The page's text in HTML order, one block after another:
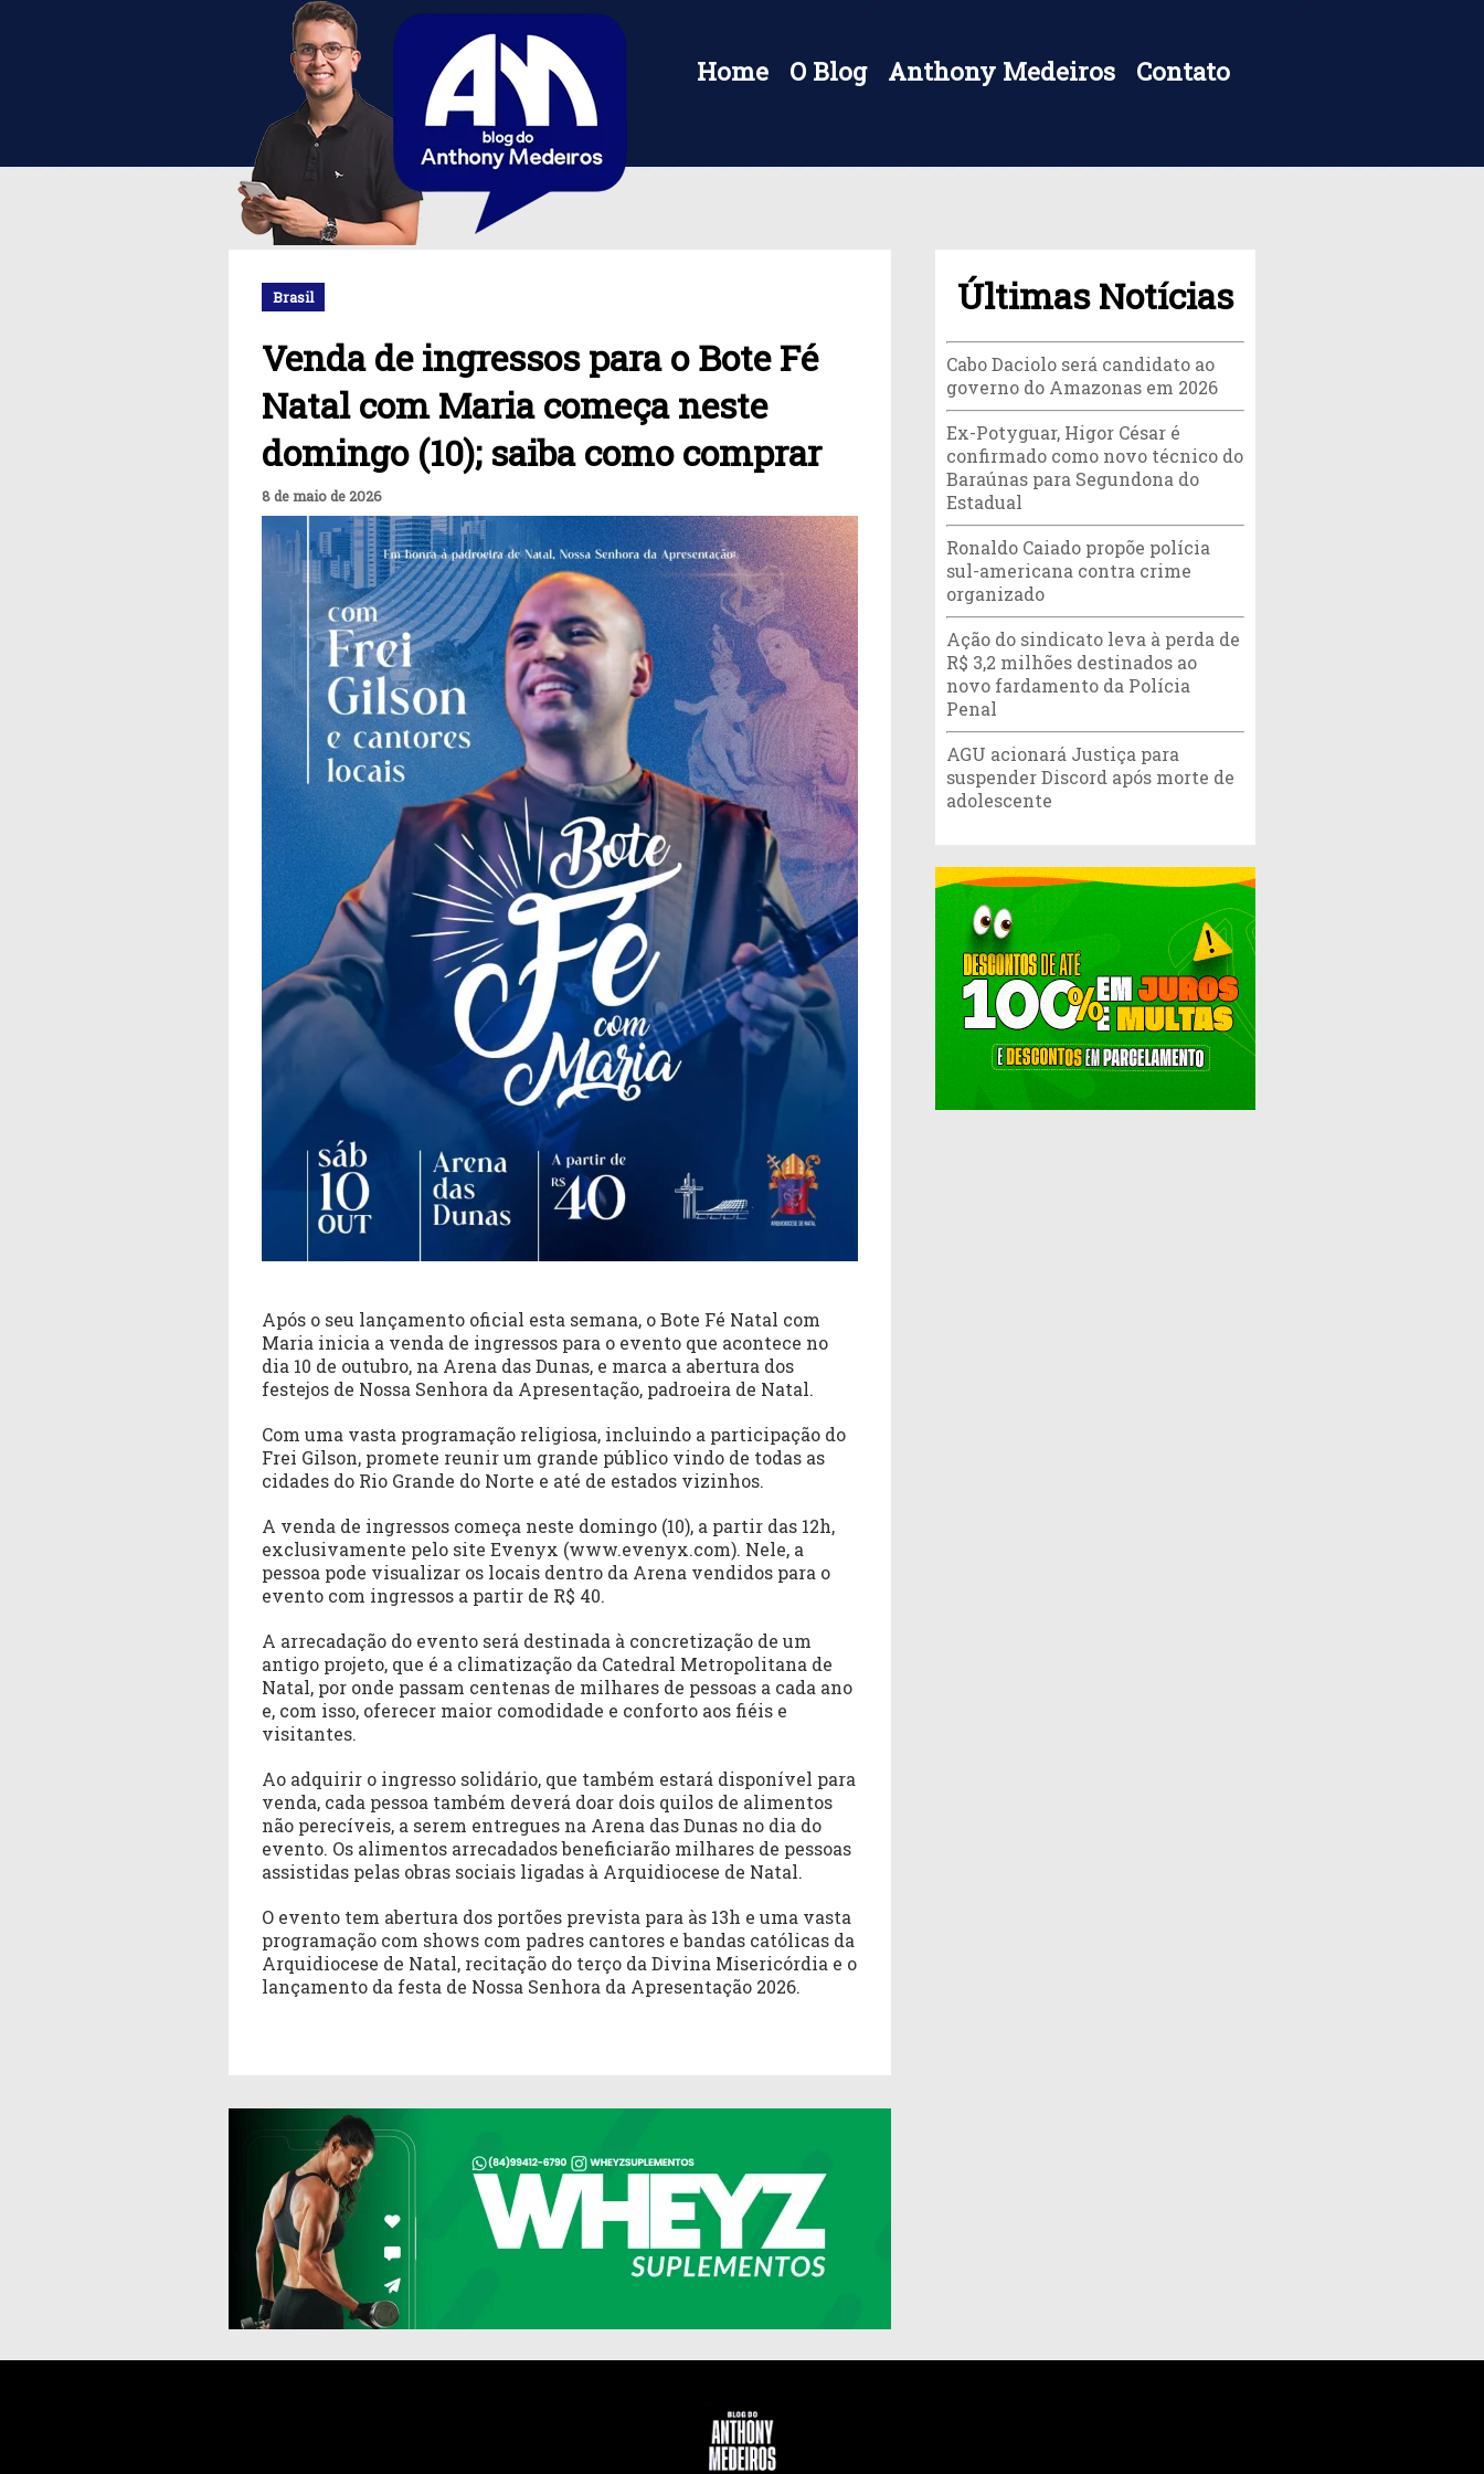
Home O Blog Anthony Medeiros Contato
Brasil
Venda de ingressos para o Bote Fé
Natal com Maria começa neste
domingo (10); saiba como comprar
8 de maio de 2026
Após o seu lançamento oficial esta semana, o Bote Fé Natal com
Maria inicia a venda de ingressos para o evento que acontece no
dia 10 de outubro, na Arena das Dunas, e marca a abertura dos
festejos de Nossa Senhora da Apresentação, padroeira de Natal.
Com uma vasta programação religiosa, incluindo a participação do
Frei Gilson, promete reunir um grande público vindo de todas as
cidades do Rio Grande do Norte e até de estados vizinhos.
A venda de ingressos começa neste domingo (10), a partir das 12h,
exclusivamente pelo site Evenyx (www.evenyx.com). Nele, a
pessoa pode visualizar os locais dentro da Arena vendidos para o
evento com ingressos a partir de R$ 40.
A arrecadação do evento será destinada à concretização de um
antigo projeto, que é a climatização da Catedral Metropolitana de
Natal, por onde passam centenas de milhares de pessoas a cada ano
e, com isso, oferecer maior comodidade e conforto aos fiéis e
visitantes.
Ao adquirir o ingresso solidário, que também estará disponível para
venda, cada pessoa também deverá doar dois quilos de alimentos
não perecíveis, a serem entregues na Arena das Dunas no dia do
evento. Os alimentos arrecadados beneficiarão milhares de pessoas
assistidas pelas obras sociais ligadas à Arquidiocese de Natal.
O evento tem abertura dos portões prevista para às 13h e uma vasta
programação com shows com padres cantores e bandas católicas da
Arquidiocese de Natal, recitação do terço da Divina Misericórdia e o
lançamento da festa de Nossa Senhora da Apresentação 2026.
Últimas Notícias
Cabo Daciolo será candidato ao
governo do Amazonas em 2026
Ex-Potyguar, Higor César é
confirmado como novo técnico do
Baraúnas para Segundona do
Estadual
Ronaldo Caiado propõe polícia
sul-americana contra crime
organizado
Ação do sindicato leva à perda de
R$ 3,2 milhões destinados ao
novo fardamento da Polícia
Penal
AGU acionará Justiça para
suspender Discord após morte de
adolescente